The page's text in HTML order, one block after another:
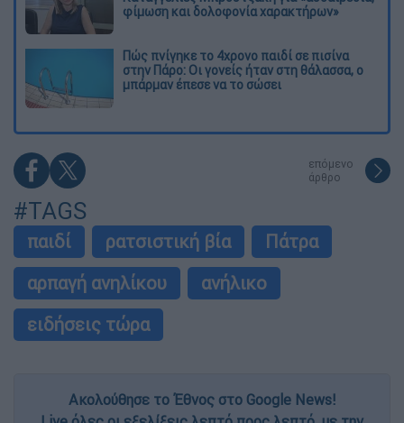
φίμωση και δολοφονία χαρακτήρων»
Πώς πνίγηκε το 4χρονο παιδί σε πισίνα
στην Πάρο: Οι γονείς ήταν στη θάλασσα, ο
μπάρμαν έπεσε να το σώσει
επόμενο
άρθρο
#TAGS
παιδί ρατσιστική βία
Πάτρα
αρπαγή ανηλίκου
ανήλικο
ειδήσεις τώρα
Ακολούθησε το Έθνος στο Google News!